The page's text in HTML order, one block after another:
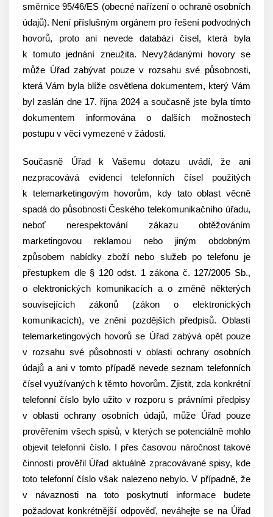
směrnice 95/46/ES (obecné nařízení o ochraně osobních
údajů). Není příslušným orgánem pro řešení podvodných
hovorů, proto ani nevede databázi čísel, která byla
k tomuto jednání zneužita. Nevyžádanými hovory se
může Úřad zabývat pouze v rozsahu své působnosti,
která Vám byla blíže osvětlena dokumentem, který Vám
byl zaslán dne 17. října 2024 a současně jste byla tímto
dokumentem informována o dalších možnostech
postupu v věci vymezené v žádosti.
Současně Úřad k Vašemu dotazu uvádí, že ani
nezpracovává evidenci telefonních čísel použitých
k telemarketingovým hovorům, kdy tato oblast věcně
spadá do působnosti Českého telekomunikačního úřadu,
neboť nerespektování zákazu obtěžováním
marketingovou reklamou nebo jiným obdobným
způsobem nabídky zboží nebo služeb po telefonu je
přestupkem dle § 120 odst. 1 zákona č. 127/2005 Sb.,
o elektronických komunikacích a o změně některých
souvisejících zákonů (zákon o elektronických
komunikacích), ve znění pozdějších předpisů. Oblastí
telemarketingových hovorů se Úřad zabývá opět pouze
v rozsahu své působnosti v oblasti ochrany osobních
údajů a ani v tomto případě nevede seznam telefonních
čísel využívaných k těmto hovorům. Zjistit, zda konkrétní
telefonní číslo bylo užito v rozporu s právními předpisy
v oblasti ochrany osobních údajů, může Úřad pouze
prověřením všech spisů, v kterých se potenciálně mohlo
objevit telefonní číslo. I přes časovou náročnost takové
činnosti prověřil Úřad aktuálně zpracovávané spisy, kde
toto telefonní číslo však nalezeno nebylo. V případně, že
v návaznosti na toto poskytnutí informace budete
požadovat konkrétnější odpověď, neváhejte se na Úřad